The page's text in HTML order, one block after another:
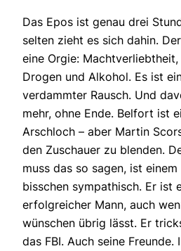
Das Epos ist genau drei
selten zieht es sich dahin.
eine Orgie:
Drogen und Alkohol. Es ist
verdammter Rausch. Und
mehr, ohne Ende. Belfort ist
Arschloch – aber Martin
den Zuschauer zu blenden.
muss das so sagen, ist
bisschen sympathisch. Er ist
erfolgreicher Mann, auch
wünschen übrig lässt. Er
das FBI. Auch seine